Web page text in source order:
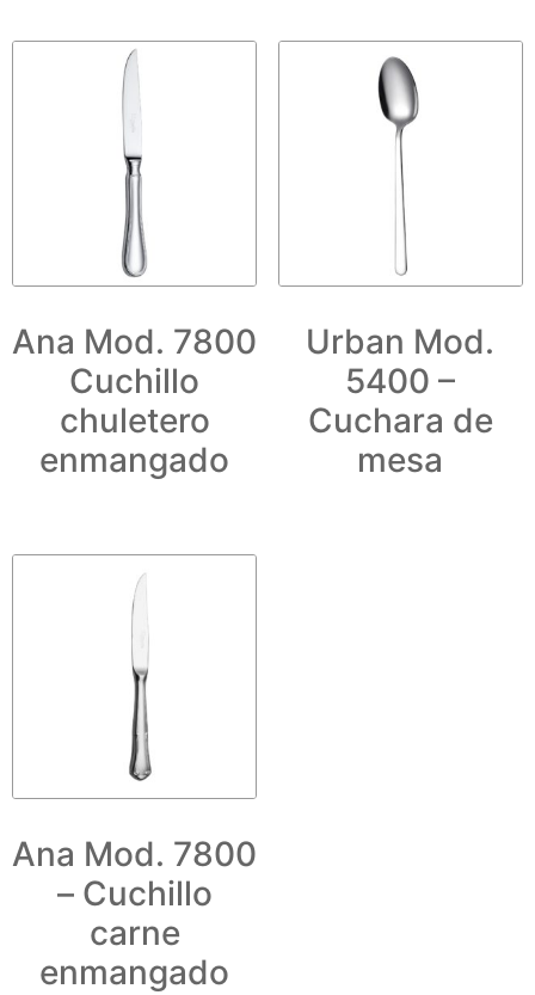
Ana Mod. 7800
Cuchillo
chuletero
enmangado
Urban Mod.
5400 –
Cuchara de
mesa
Ana Mod. 7800
– Cuchillo
carne
enmangado